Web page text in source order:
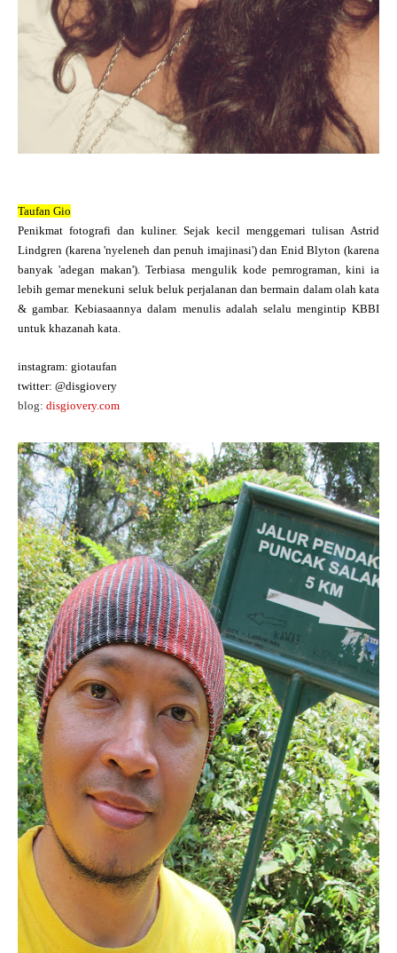
Taufan Gio
Penikmat fotografi dan kuliner. Sejak kecil menggemari tulisan Astrid
Lindgren (karena 'nyeleneh dan penuh imajinasi') dan Enid Blyton (karena
banyak 'adegan makan'). Terbiasa mengulik kode pemrograman, kini ia
lebih gemar menekuni seluk beluk perjalanan dan bermain dalam olah kata
& gambar. Kebiasaannya dalam menulis adalah selalu mengintip KBBI
untuk khazanah kata.
instagram: giotaufan
twitter: @disgiovery
blog: disgiovery.com